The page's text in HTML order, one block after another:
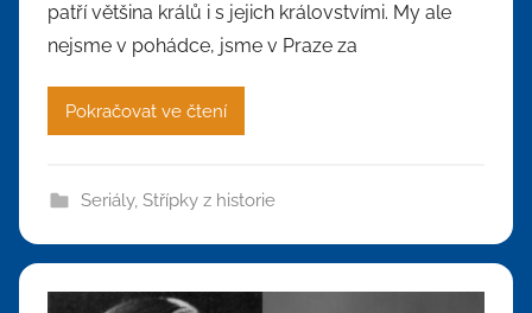
patří většina králů i s jejich královstvími. My ale
nejsme v pohádce, jsme v Praze za
Pokračovat ve čtení
Seriály, Střípky z historie